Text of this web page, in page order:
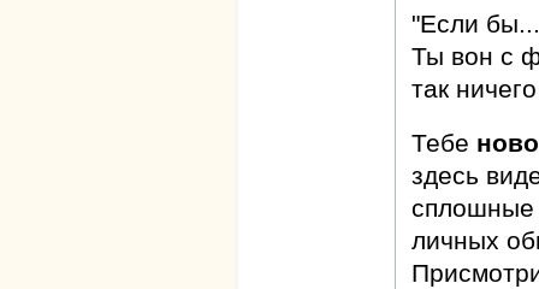
"Если
Ты вон с
так
Тебе
здесь
сплошные
личных